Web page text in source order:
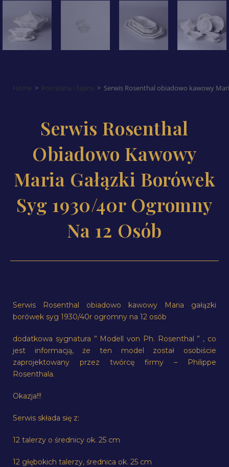
Home > Porcelana i fajans > Serwis Rosenthal obiadowo kawowy
Serwis Rosenthal
Obiadowo Kawowy
Maria Gałązki Borówek
Syg 1930/40r Ogromny
Na 12 Osób
Serwis Rosenthal obiadowo kawowy Maria gałązki
borówek syg 1930/40r ogromny na 12 osób
dodatkowa sygnatura ” Modell von Ph. Rosenthal ” , co
jest informacją, że ten model został osobiście
zaprojektowany przez twórcę firmy – Philippe
Rosenthala.
Okazja!!!
Serwis składa się z:
12 talerzy o średnicy ok. 25 cm
12 głębokich talerzy, średnica ok. 25 cm